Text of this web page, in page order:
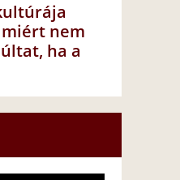
miért nem
ha a